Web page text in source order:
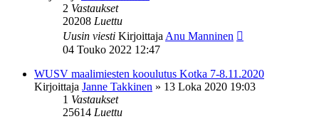
2 Vastaukset
20208 Luettu
Uusin viesti Kirjoittaja Anu Manninen
04 Touko 2022 12:47
WUSV maalimiesten kooulutus Kotka 7-8.11.2020
Kirjoittaja Janne Takkinen » 13 Loka 2020 19:03
1 Vastaukset
25614 Luettu